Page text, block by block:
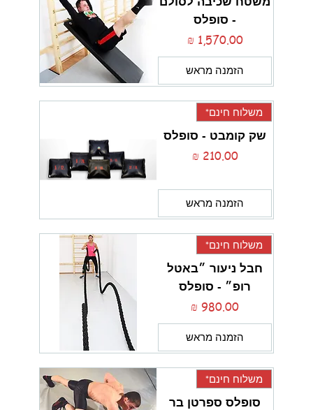
- סופלס
מחיר‏1,570.00 ‏₪
הזמנה מראש
משלוח חינם*
שק קומבט - סופלס
מחיר‏210.00 ‏₪
הזמנה מראש
משלוח חינם*
חבל ניעור ״באטל
רופ״ - סופלס
מחיר
הזמנה מראש
משלוח חינם*
סופלס ספרטן בר